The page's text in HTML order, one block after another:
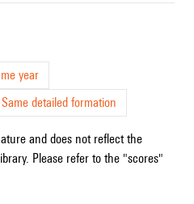
year
Same detailed formation
and does not reflect the
Please refer to the "scores"